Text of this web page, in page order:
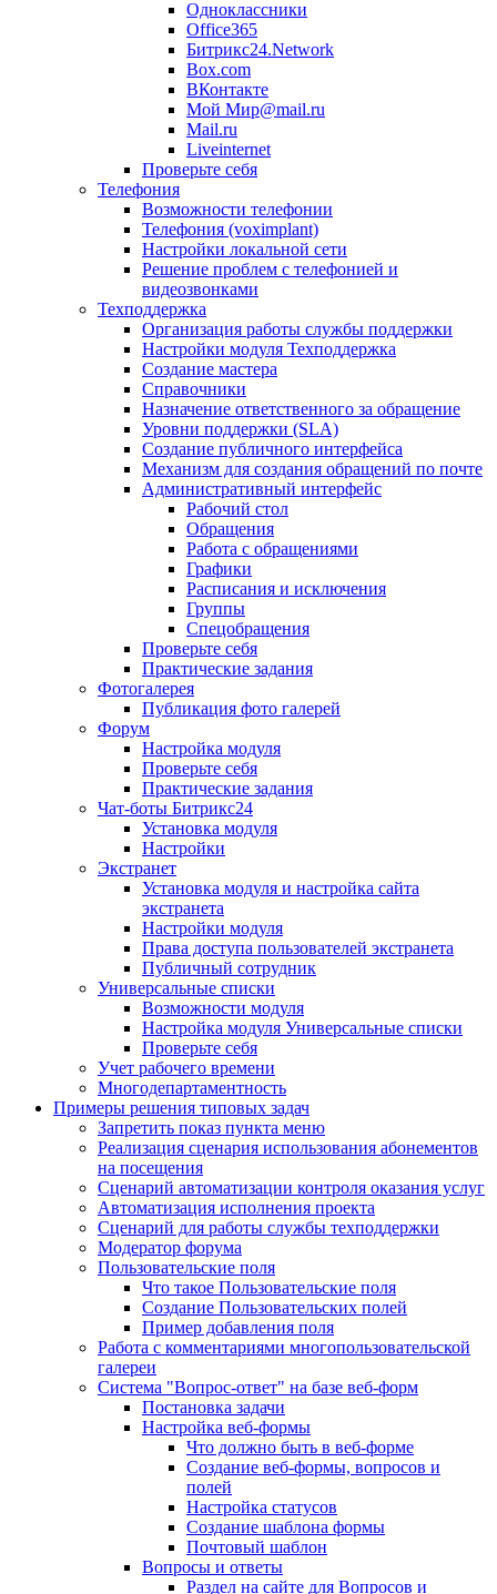
Одноклассники
Office365
Битрикс24.Network
Box.com
ВКонтакте
Мой Мир@mail.ru
Mail.ru
Liveinternet
Проверьте себя
Телефония
Возможности телефонии
Телефония (voximplant)
Настройки локальной сети
Решение проблем с телефонией и
видеозвонками
Техподдержка
Организация работы службы поддержки
Настройки модуля Техподдержка
Создание мастера
Справочники
Назначение ответственного за обращение
Уровни поддержки (SLA)
Создание публичного интерфейса
Механизм для создания обращений по почте
Административный интерфейс
Рабочий стол
Обращения
Работа с обращениями
Графики
Расписания и исключения
Группы
Спецобращения
Проверьте себя
Практические задания
Фотогалерея
Публикация фото галерей
Форум
Настройка модуля
Проверьте себя
Практические задания
Чат-боты Битрикс24
Установка модуля
Настройки
Экстранет
Установка модуля и настройка сайта
экстранета
Настройки модуля
Права доступа пользователей экстранета
Публичный сотрудник
Универсальные списки
Возможности модуля
Настройка модуля Универсальные списки
Проверьте себя
Учет рабочего времени
Многодепартаментность
Примеры решения типовых задач
Запретить показ пункта меню
Реализация сценария использования абонементов
на посещения
Сценарий автоматизации контроля оказания услуг
Автоматизация исполнения проекта
Сценарий для работы службы техподдержки
Модератор форума
Пользовательские поля
Что такое Пользовательские поля
Создание Пользовательских полей
Пример добавления поля
Работа с комментариями многопользовательской
галереи
Система "Вопрос-ответ" на базе веб-форм
Постановка задачи
Настройка веб-формы
Что должно быть в веб-форме
Создание веб-формы, вопросов и
полей
Настройка статусов
Создание шаблона формы
Почтовый шаблон
Вопросы и ответы
Раздел на сайте для Вопросов и